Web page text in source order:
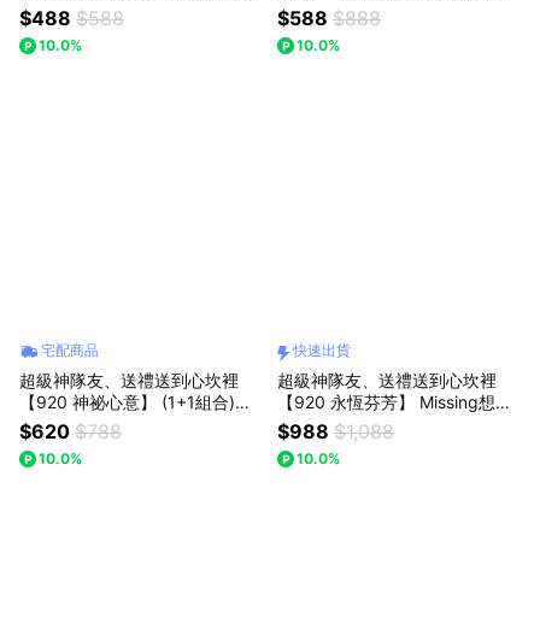
藍玫瑰圓：360度零死角的愛，
讓浪漫無所不在
$488 $588
10.0%
熊】｜【Missing想念你】｜紫
色勿忘我針織花+皇冠水晶熊 :
七夕情人節/父親節(預購)
$588 $888
10.0%
宅配商品
超級神隊友、送禮送到心坎裡
【920 神祕心意】 (1+1組合)
【粉迷你花束+粉晶熊】｜【Mis
sing想念你】｜迷你口袋花束 :
七夕情人節/父親節(預購)
$620 $788
10.0%
快速出貨
超級神隊友、送禮送到心坎裡
【920 永恆芬芳】 Missing想念
你｜豆沙色/粉色/草莓熊花束(預
購)：(預購)
$988 $1,088
10.0%